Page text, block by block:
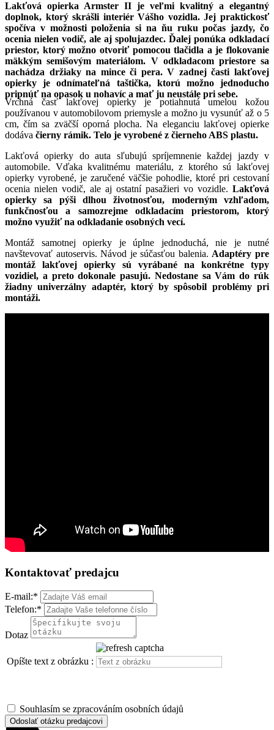
Lakťová opierka Armster II je veľmi kvalitný a elegantný
doplnok, ktorý skrášli interiér Vášho vozidla. Jej praktickosť
spočíva v možnosti položenia si na ňu ruku počas jazdy, čo
ocenia nielen vodič, ale aj spolujazdec. Ďalej ponúka odkladací
priestor, ktorý možno otvoriť pomocou tlačidla a je flokovanie
mäkkým semišovým materiálom. V odkladacom priestore sa
nachádza držiaky na mince či pera. V zadnej časti lakťovej
opierky je odnímateľná taštička, ktorú možno jednoducho
pripnúť na opasok u nohavíc a mať ju neustále pri sebe.
Vrchná časť lakťovej opierky je potiahnutá umelou kožou
používanou v automobilovom priemysle a možno ju vysunúť až o 5
cm, čím sa zväčší oporná plocha. Na eleganciu lakťovej opierke
dodáva čierny rámik. Telo je vyrobené z čierneho ABS plastu.
Lakťová opierky do auta sľubujú spríjemnenie každej jazdy v
automobile. Vďaka kvalitnému materiálu, z ktorého sú lakťovej
opierky vyrobené, je zaručené väčšie pohodlie, ktoré pri cestovaní
ocenia nielen vodič, ale aj ostatní pasažieri vo vozidle. Lakťová
opierky sa pýši dlhou životnosťou, moderným vzhľadom,
funkčnosťou a samozrejme odkladacím priestorom, ktorý
možno využiť na odkladanie osobných vecí.
Montáž samotnej opierky je úplne jednoduchá, nie je nutné
navštevovať autoservis. Návod je súčasťou balenia. Adaptéry pre
montáž lakťovej opierky sú vyrábané na konkrétne typy
vozidiel, a preto dokonale pasujú. Nedostane sa Vám do rúk
žiadny univerzálny adaptér, ktorý by spôsobil problémy pri
montáži.
Kontaktovať predajcu
E-mail:*
Telefon:*
Dotaz
Opíšte text z obrázku :
Souhlasím se zpracováním osobních údajů
Odoslať otázku predajcovi